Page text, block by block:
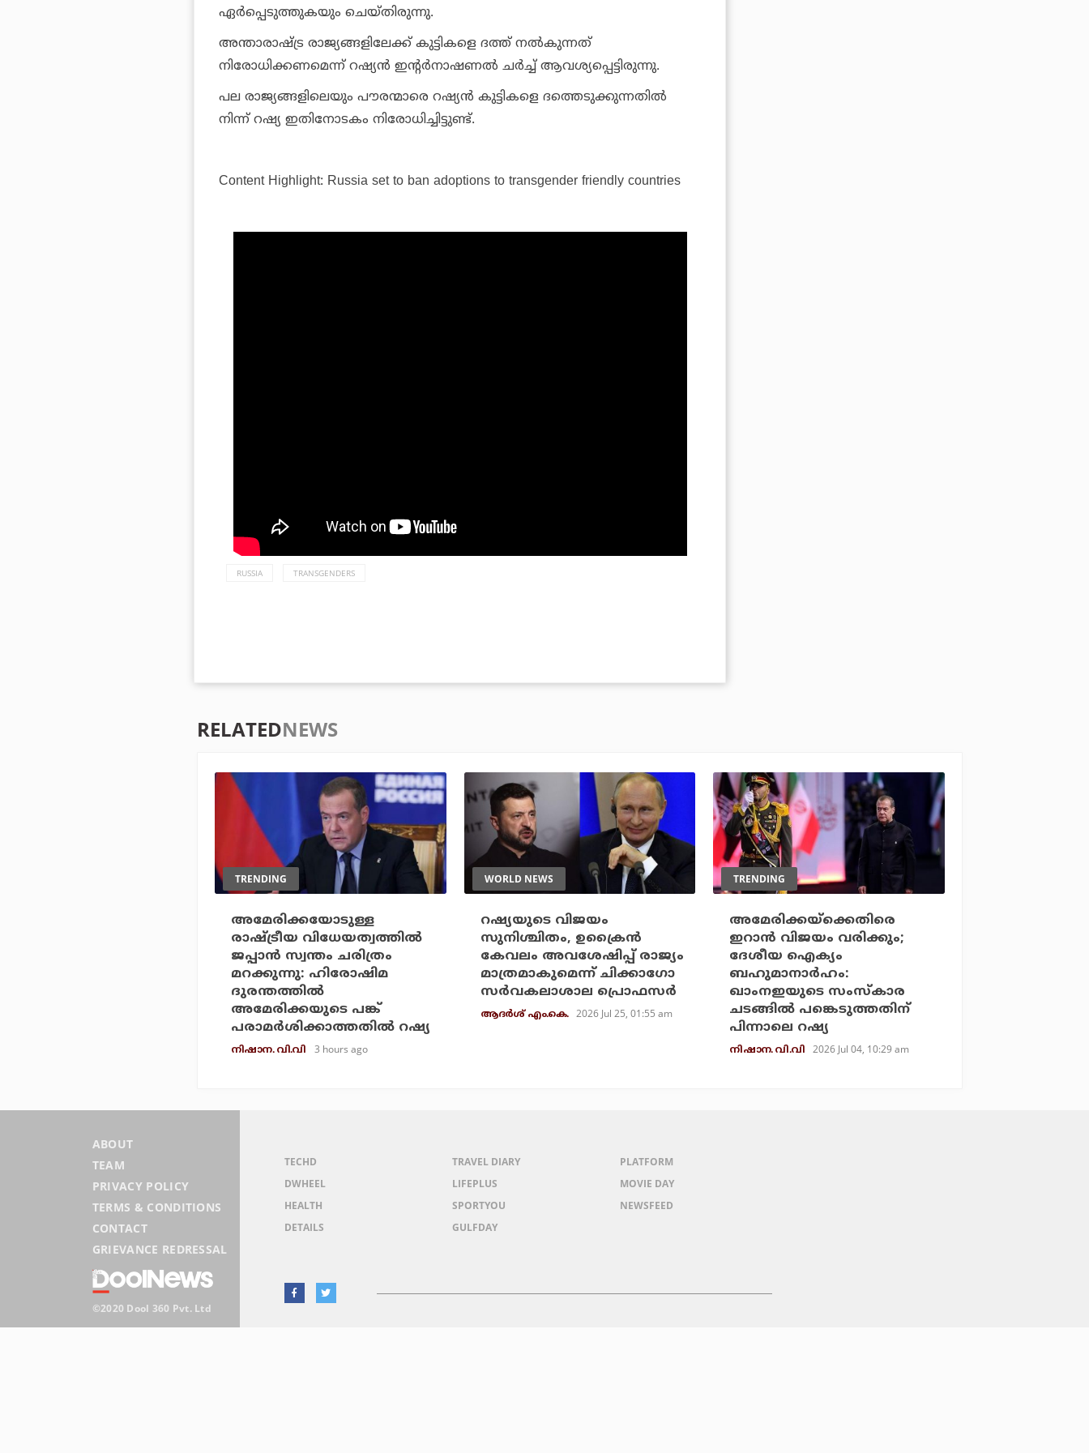
ഏർപ്പെടുത്തുകയും ചെയ്തിരുന്നു.
അന്താരാഷ്ട്ര രാജ്യങ്ങളിലേക്ക് കുട്ടികളെ ദത്ത് നൽകുന്നത്
നിരോധിക്കണമെന്ന് റഷ്യൻ ഇന്റർനാഷണൽ ചർച്ച് ആവശ്യപ്പെട്ടിരുന്നു.
പല രാജ്യങ്ങളിലെയും പൗരന്മാരെ റഷ്യൻ കുട്ടികളെ ദത്തെടുക്കുന്നതിൽ
നിന്ന് റഷ്യ ഇതിനോടകം നിരോധിച്ചിട്ടുണ്ട്.
Content Highlight: Russia set to ban adoptions to transgender friendly countries
RUSSIA TRANSGENDERS
RELATEDNEWS
TRENDING
അമേരിക്കയോടുള്ള
രാഷ്ട്രീയ വിധേയത്വത്തില്‍
ജപ്പാന്‍ സ്വന്തം ചരിത്രം
മറക്കുന്നു: ഹിരോഷിമ
ദുരന്തത്തില്‍
അമേരിക്കയുടെ പങ്ക്
പരാമര്‍ശിക്കാത്തതില്‍ റഷ്യ
നിഷാന. വി.വി 3 hours ago
WORLD NEWS
റഷ്യയുടെ വിജയം
സുനിശ്ചിതം, ഉക്രൈന്‍
കേവലം അവശേഷിപ്പ് രാജ്യം
മാത്രമാകുമെന്ന് ചിക്കാഗോ
സര്‍വകലാശാല പ്രൊഫസര്‍
ആദർശ് എം.കെ. 2026 Jul 25, 01:55 am
TRENDING
അമേരിക്കയ്‌ക്കെതിരെ
ഇറാന്‍ വിജയം വരിക്കും;
ദേശീയ ഐക്യം
ബഹുമാനാര്‍ഹം:
ഖാംനഇയുടെ സംസ്‌കാര
ചടങ്ങില്‍ പങ്കെടുത്തതിന്
പിന്നാലെ റഷ്യ
നിഷാന. വി.വി 2026 Jul 04, 10:29 am
ABOUT
TEAM
PRIVACY POLICY
TERMS & CONDITIONS
CONTACT
GRIEVANCE REDRESSAL
©2020 Dool 360 Pvt. Ltd
TECHD
DWHEEL
HEALTH
DETAILS
TRAVEL DIARY
LIFEPLUS
SPORTYOU
GULFDAY
PLATFORM
MOVIE DAY
NEWSFEED